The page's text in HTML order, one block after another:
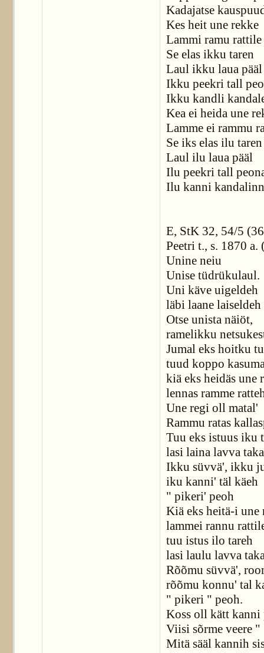
Kadajatse
Kes heit une rekke
Lammi ramu rattile
Se elas ikku taren
Laul ikku laua pääl
Ikku peekri tall
Ikku kandli
Kea ei heida une
Lamme ei rammu
Se iks elas ilu taren
Laul ilu laua pääl
Ilu peekri tall
Ilu kanni
E, StK 32, 54/5
Peetri t., s. 1870 a.
Unine neiu
Unise tüdrükulaul.
Uni käve uigeldeh
läbi laane laiseldeh
Otse unista näiöt,
ramelikku
Jumal eks hoitku
tuud koppo
kiä eks heidäs une
lennas ramme
Une regi oll matal'
Rammu ratas
Tuu eks istuus iku
lasi laina lavva
Ikku süvvä', ikku
iku kanni' täl käeh
" pikeri' peoh
Kiä eks heitä-i une
lammei rannu
tuu istus ilo tareh
lasi laulu lavva
Rõõmu süvvä',
rõõmu konnu' tal
" pikeri " peoh.
Koss oll kätt kanni
Viisi sõrme veere "
Mitä sääl kannih